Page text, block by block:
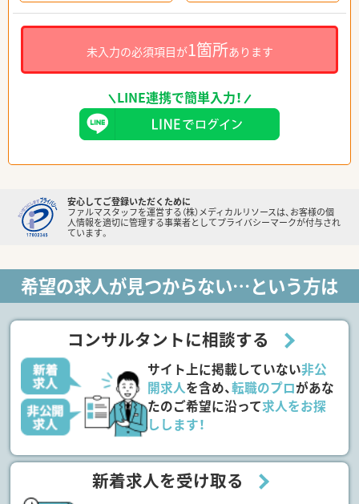
未入力の必須項目が1箇所あります
LINE連携で簡単入力！
安心してご登録いただくために
ファルマスタッフを運営する（株）メディカルリソースは、お客様の個
人情報を適切に管理する事業者としてプライバシーマークが付与され
ています。
希望の求人が見つからない…という方は
コンサルタントに相談する
サイト上に掲載していない非公
開求人を含め、転職のプロがあな
たのご希望に沿って求人をお探
しします！
新着求人を受け取る